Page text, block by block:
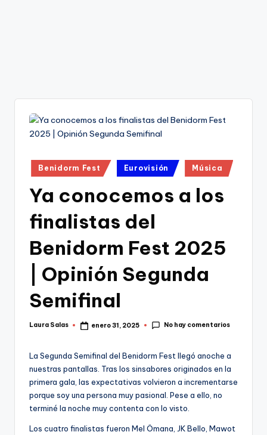
Publicado
en
Benidorm Fest Eurovisión Música
Ya conocemos a los
finalistas del
Benidorm Fest 2025
| Opinión Segunda
Semifinal
Publicado
Laura Salas enero 31, 2025 No hay comentarios
La Segunda Semifinal del Benidorm Fest llegó anoche a
nuestras pantallas. Tras los sinsabores originados en la
primera gala, las expectativas volvieron a incrementarse
porque soy una persona muy pasional. Pese a ello, no
terminé la noche muy contenta con lo visto.
Los cuatro finalistas fueron Mel Ömana, JK Bello, Mawot